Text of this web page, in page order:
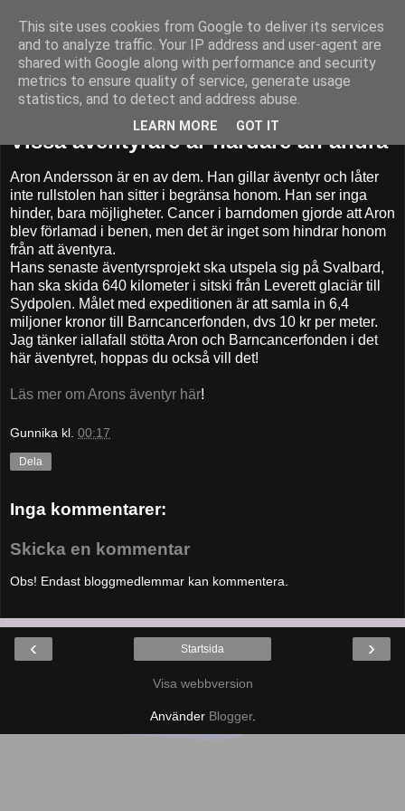
52adventures
Vissa äventyrare är hårdare än andra
Aron Andersson är en av dem. Han gillar äventyr och låter
inte rullstolen han sitter i begränsa honom. Han ser inga
hinder, bara möjligheter. Cancer i barndomen gjorde att Aron
blev förlamad i benen, men det är inget som hindrar honom
från att äventyra.
Hans senaste äventyrsprojekt ska utspela sig på Svalbard,
han ska skida 640 kilometer i sitski från Leverett glaciär till
Sydpolen. Målet med expeditionen är att samla in 6,4
miljoner kronor till Barncancerfonden, dvs 10 kr per meter.
Jag tänker iallafall stötta Aron och Barncancerfonden i det
här äventyret, hoppas du också vill det!
Läs mer om Arons äventyr här!
Gunnika kl. 00:17
Dela
Inga kommentarer:
Skicka en kommentar
Obs! Endast bloggmedlemmar kan kommentera.
‹ ›
Startsida
Visa webbversion
Använder Blogger.
This site uses cookies from Google to deliver its services
and to analyze traffic. Your IP address and user-agent are
shared with Google along with performance and security
metrics to ensure quality of service, generate usage
statistics, and to detect and address abuse.
LEARN MORE GOT IT